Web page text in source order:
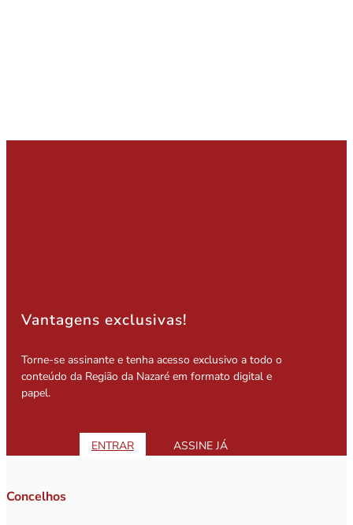
Vantagens exclusivas!
Torne-se assinante e tenha acesso exclusivo a todo o
conteúdo da Região da Nazaré em formato digital e
papel.
ENTRAR ASSINE JÁ
Concelhos